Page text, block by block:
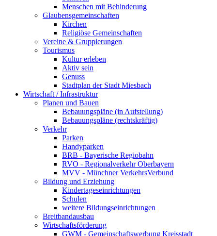
Menschen mit Behinderung
Glaubensgemeinschaften
Kirchen
Religiöse Gemeinschaften
Vereine & Gruppierungen
Tourismus
Kultur erleben
Aktiv sein
Genuss
Stadtplan der Stadt Miesbach
Wirtschaft / Infrastruktur
Planen und Bauen
Bebauungspläne (in Aufstellung)
Bebauungspläne (rechtskräftig)
Verkehr
Parken
Handyparken
BRB - Bayerische Regiobahn
RVO - Regionalverkehr Oberbayern
MVV - Münchner VerkehrsVerbund
Bildung und Erziehung
Kindertageseinrichtungen
Schulen
weitere Bildungseinrichtungen
Breitbandausbau
Wirtschaftsförderung
GWM - Gemeinschaftswerbung Kreisstadt